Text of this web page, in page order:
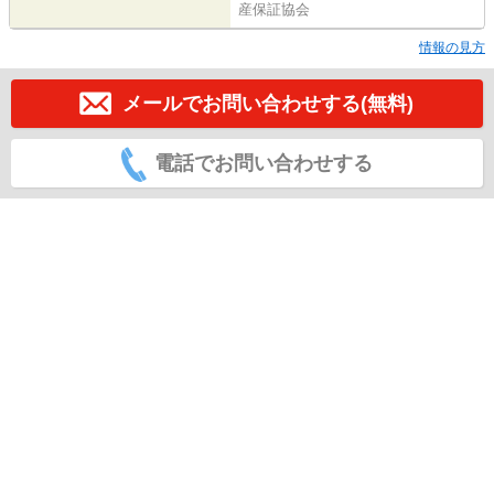
産保証協会
情報の見方
メールでお問い合わせする(無料)
電話でお問い合わせする